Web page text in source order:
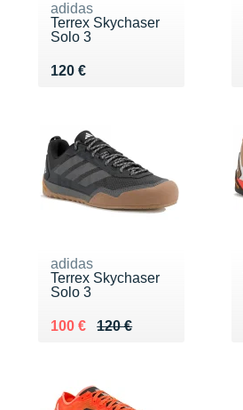
adidas
Terrex Skychaser
Solo 3
120 €
Vendu 120 €
adidas
Terrex Skychaser
Solo 3
120 €
Au lieu de 120 €
100 €
Vendu 100 €